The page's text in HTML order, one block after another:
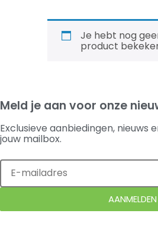
Je hebt nog
product
Meld je aan voor onze
Exclusieve aanbiedingen, nieuws
jouw mailbox.
AANMELDEN